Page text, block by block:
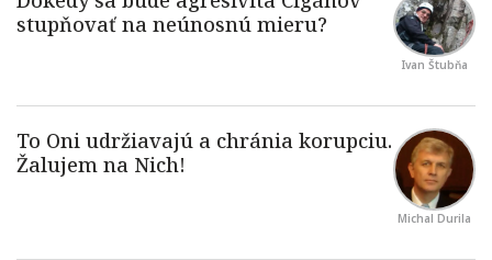
Ivan Štubňa
Michal Durila